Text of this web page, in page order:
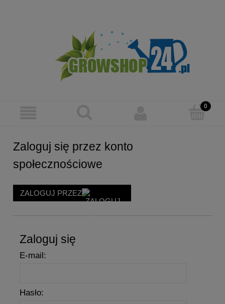
Zaloguj się przez konto
społecznościowe
ZALOGUJ PRZEZ
Zaloguj się
E-mail:
Hasło: